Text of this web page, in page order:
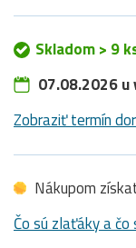
Skladom > 9
07.08.2026 u
Zobraziť termín
Nákupom
Čo sú zlaťáky a